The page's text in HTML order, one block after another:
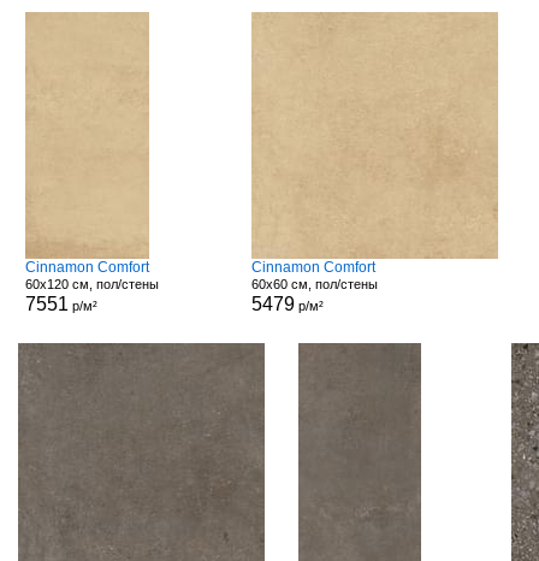
Cinnamon Comfort
60x120 см, пол/стены
7551 р/м²
Cinnamon Comfort
60x60 см, пол/стены
5479 р/м²